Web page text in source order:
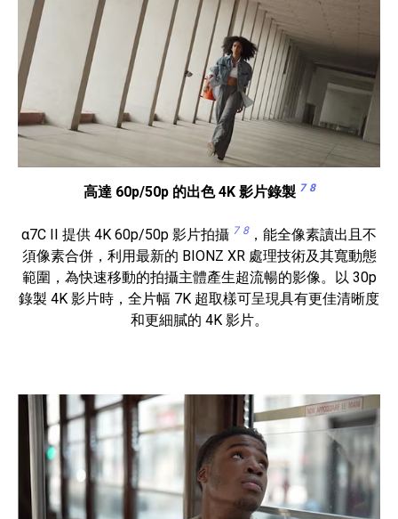
高達 60p/50p 的出色 4K 影片錄製 7 8
α7C II 提供 4K 60p/50p 影片拍攝 7 8 ，能全像素讀出且不
須像素合併，利用最新的 BIONZ XR 處理技術及其寬動態
範圍，為快速移動的拍攝主體產生超流暢的影像。以 30p
錄製 4K 影片時，全片幅 7K 超取樣可呈現具有更佳清晰度
和更細膩的 4K 影片。